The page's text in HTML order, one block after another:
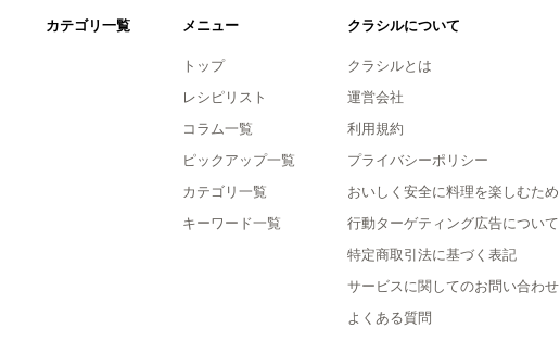
カテゴリ一覧 メニュー
トップ
レシピリスト
コラム一覧
ピックアップ一覧
カテゴリ一覧
キーワード一覧
クラシルについて
クラシルとは
運営会社
利用規約
プライバシーポリシー
おいしく安全に料理を楽しむため
行動ターゲティング広告について
特定商取引法に基づく表記
サービスに関してのお問い合わせ
よくある質問